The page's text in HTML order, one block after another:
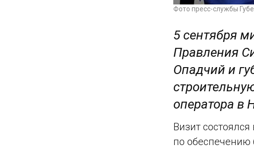
Фото пресс-службы
5 сентября
Правления
Опадчий и
оператора в
Визит
по обеспечению